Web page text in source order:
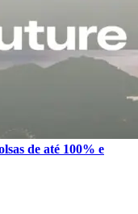
de até 100% e